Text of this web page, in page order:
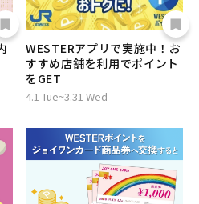
WESTERアプリで実施中！お
すすめ店舗を利用でポイント
をGET
4.1 Tue~3.31 Wed